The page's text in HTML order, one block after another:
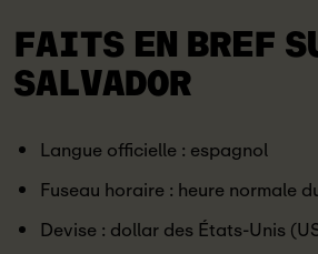
FAITS EN BREF
SALVADOR
Langue officielle : espagnol
Fuseau horaire : heure normale
Devise : dollar des États-Unis